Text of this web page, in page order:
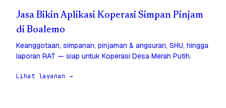
Jasa Bikin Aplikasi Koperasi Simpan Pinjam
di Boalemo
Keanggotaan, simpanan, pinjaman & angsuran, SHU, hingga
laporan RAT — siap untuk Koperasi Desa Merah Putih.
Lihat layanan →